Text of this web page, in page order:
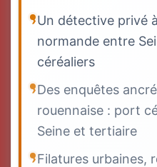
Un détective privé
normande entre
céréaliers
Des enquêtes
rouennaise : port
Seine et tertiaire
Filatures urbaines,